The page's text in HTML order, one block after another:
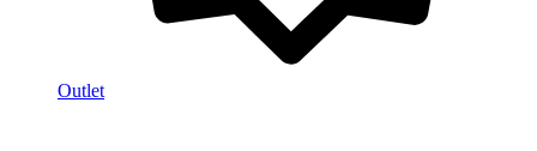
Outlet